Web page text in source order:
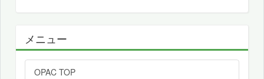
メニュー
OPAC TOP